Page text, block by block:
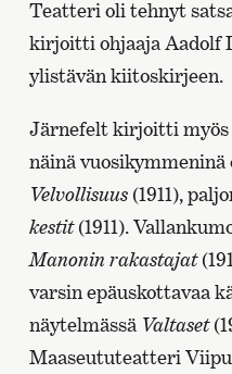
Teatteri oli tehnyt
kirjoitti ohjaaja Aadolf
ylistävän kiitoskirjeen.
Järnefelt kirjoitti
näinä
Velvollisuus(1911),
kestit(1911).
Manonin rakastajat
varsin epäuskottavaa
näytelmässä Valtaset
Maaseututeatteri